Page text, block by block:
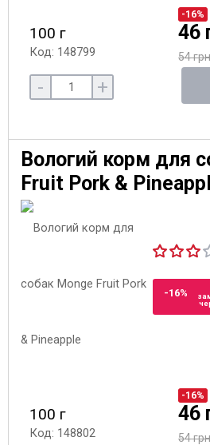
100 г
Код: 148799
-16%
46
54
- +
Вологий корм для
Fruit Pork &
-16%
100 г
Код: 148802
-16%
46
54